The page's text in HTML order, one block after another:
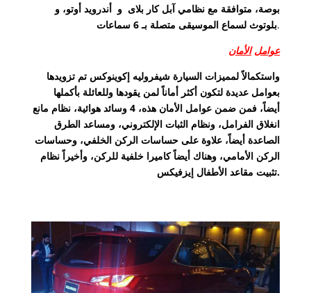
بوصة، متوافقة مع نظامي آبل كار بلاى و أندرويد أوتو، و
بلوتوث لسماع الموسيقى متصلة بـ 6 سماعات.
عوامل الأمان
واستكمالاً لمميزات السيارة شيفروليه إكوينوكس تم تزويدها
بعوامل عديدة لتكون أكثر أماناً لمن يقودها وللعائلة بأكملها
أيضاً، فمن ضمن عوامل الأمان هذه، 4 وسائد هوائية، نظام مانع
انغلاق الفرامل، ونظام الثبات الإلكتروني، ومساعد الطرق
الصاعدة أيضاً، علاوة على حساسات الركن الخلفي، وحساسات
الركن الأمامي، وهناك أيضاً كاميرا خلفية للركن، وأخيراً نظام
تثبيت مقاعد الأطفال إيزفيكس.